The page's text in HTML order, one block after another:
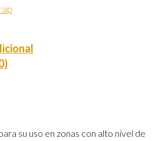
su uso en zonas con alto nivel de